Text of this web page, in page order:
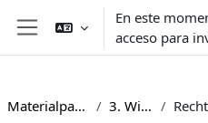
Salta al contenido principal
Panel lateral
En este
acceso para
Materialpaket barrierefreie Lehre 3. Wissensdatenbank